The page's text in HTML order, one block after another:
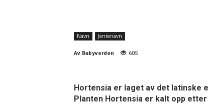
Navn Jentenavn
Av Babyverden 605
Hortensia er laget av det latinske
Planten Hortensia er kalt opp